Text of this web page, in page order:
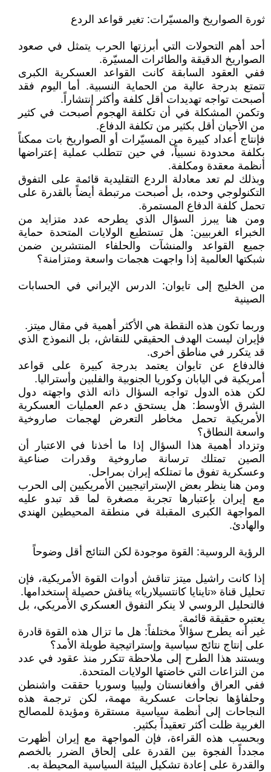
ثورة الصواريخ والمسيّرات: تغير قواعد الردع
أحد أهم التحولات التي أبرزتها الحرب يتمثل في صعود
الصواريخ الدقيقة والطائرات المسيّرة.
ففي العقود السابقة كانت القواعد العسكرية الكبرى
تتمتع بدرجة عالية من الحماية النسبية. أما اليوم فقد
أصبحت تواجه تهديدات أقل كلفة وأكثر إنتشاراً.
وتكمن المشكلة في أن تكلفة الهجوم أصبحت في كثير
من الأحيان أقل بكثير من تكلفة الدفاع.
فإنتاج أعداد كبيرة من المسيّرات أو الصواريخ بات ممكناً
بكلفة محدودة نسبياً، في حين تتطلب عملية إعتراضها
أنظمة معقدة ومكلفة.
وبذلك لم تعد معادلة الردع التقليدية قائمة على التفوق
التكنولوجي وحده، بل أصبحت مرتبطة أيضاً بالقدرة على
تحمل كلفة الدفاع المستمرة.
ومن هنا يبرز السؤال الذي يطرحه عدد متزايد من
الخبراء الغربيين: هل تستطيع الولايات المتحدة حماية
جميع القواعد والمنشآت والحلفاء المنتشرين ضمن
شبكتها العالمية إذا واجهت هجمات واسعة ومتزامنة؟
من الخليج إلى تايوان: الدرس الإيراني في الحسابات
الصينية
وربما تكون هذه النقطة هي الأكثر أهمية في مقال ميتز.
فإيران ليست الهدف الحقيقي للنقاش، بل النموذج الذي
قد يتكرر في مناطق أخرى.
فالدفاع عن تايوان يعتمد بدرجة كبيرة على قواعد
أمريكية في اليابان وكوريا الجنوبية والفلبين وأستراليا.
لكن هذه الدول تواجه السؤال ذاته الذي واجهته دول
الشرق الأوسط: هل يستحق دعم العمليات العسكرية
الأمريكية تحمل مخاطر التعرض لهجمات صاروخية
واسعة النطاق؟
وتزداد أهمية هذا السؤال إذا ما أخذنا في الاعتبار أن
الصين تمتلك ترسانة صاروخية وقدرات صناعية
وعسكرية تفوق ما تمتلكه إيران بمراحل.
ومن هنا ينظر بعض الإستراتيجيين الأمريكيين إلى الحرب
مع إيران بإعتبارها تجربة مصغرة لما قد تبدو عليه
المواجهة الكبرى المقبلة في منطقة المحيطين الهندي
والهادئ.
الرؤية الروسية: القوة موجودة لكن النتائج أقل وضوحاً
إذا كانت راشيل ميتز تناقش أدوات القوة الأمريكية، فإن
تحليل قناة «تاينايا كانتسيلاريا» يناقش حصيلة إستخدامها.
فالتحليل الروسي لا ينكر التفوق العسكري الأمريكي، بل
يعتبره حقيقة قائمة.
غير أنه يطرح سؤالاً مختلفاً: هل ما تزال هذه القوة قادرة
على إنتاج نتائج سياسية وإستراتيجية طويلة الأمد؟
ويستند هذا الطرح إلى ملاحظة تتكرر منذ عقود في عدد
من النزاعات التي خاضتها الولايات المتحدة.
ففي العراق وأفغانستان وليبيا وسوريا حققت واشنطن
وحلفاؤها نجاحات عسكرية مهمة، لكن ترجمة هذه
النجاحات إلى أنظمة سياسية مستقرة ومؤيدة للمصالح
الغربية ظلت أكثر تعقيداً بكثير.
وبحسب هذه القراءة، فإن المواجهة مع إيران أظهرت
مجدداً الفجوة بين القدرة على إلحاق الضرر بالخصم
والقدرة على إعادة تشكيل البيئة السياسية المحيطة به.